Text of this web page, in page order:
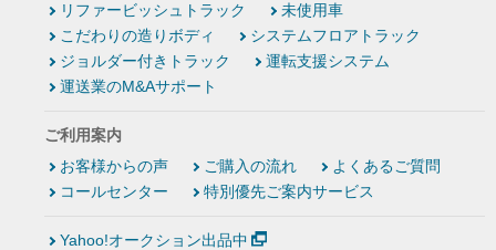
リファービッシュトラック
未使用車
こだわりの造りボディ
システムフロアトラック
ジョルダー付きトラック
運転支援システム
運送業のM&Aサポート
ご利用案内
お客様からの声
ご購入の流れ
よくあるご質問
コールセンター
特別優先ご案内サービス
Yahoo!オークション出品中